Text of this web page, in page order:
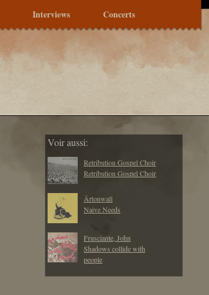
Interviews Concerts
Voir aussi:
Retribution Gospel Choir
Retribution Gospel Choir
Ärtonwall
Naive Needs
Frusciante, John
Shadows collide with
people